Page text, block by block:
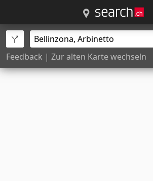
Feedback | Zur alten Karte wechseln